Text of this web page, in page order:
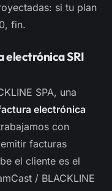
si tu plan
fin.
electrónica SRI
SPA, una
electrónica
con
facturas
el cliente es el
/ BLACKLINE